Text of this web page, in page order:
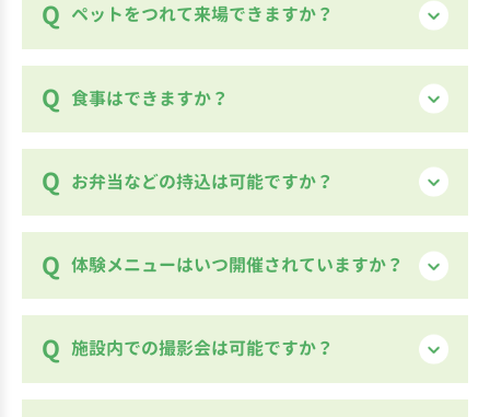
ただし、ＧＷやお盆期間など繁忙期は平日
でも有料になる場合があります。
詳しくは下記の牧場カレンダー（駐車場有
牧場カレンダー
ございます。県道231号から進入後すぐに左
折した専用駐車場をご利用ください。
合わせください。
繁忙期駐車料金が発生いたします。バス１台
発生日は下の牧場カレンダーをタップして
す。
牧場カレンダー
ペットをつれて来場できますか？
しつけが出来ていないペット（周りの人や
お客様に吠え続けるなど）や糞尿の処理を
れてくる場合はエチケット袋や水飲み用の
器の持参、周りに対して吠えないように制
御できるなど最低限の準備をしてご来場を
ペット同伴で来場する場合は下記の注意事
項やルールを守ってご来場ください。
食事はできますか？
バーベキューガーデンにはバーベキューメ
ニューや軽食（うどんや丼物、スナックな
バーベキューメニューをご希望の方は、事
し満席の場合は利用できませんので、事前
い。予約は愛知牧場LINE公式アカウントか
お弁当などの持込は可能ですか？
屋外に設置された休憩所をご利用下さい。
レジャーシートやビニールシートをご利用
に扱ってください。ただし、ゴミは必ずお
持ち帰り下さい。
体験メニューはいつ開催されていますか？
乳搾り体験は土日祝に開催しております。
一般向けの手作り体験は中止しております。
施設内での撮影会は可能ですか？